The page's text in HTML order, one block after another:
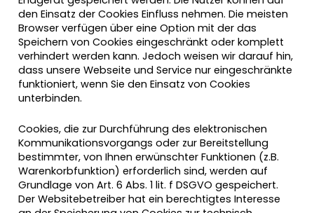
den Einsatz der Cookies Einfluss nehmen. Die meisten
Browser verfügen über eine Option mit der das
Speichern von Cookies eingeschränkt oder komplett
verhindert werden kann. Jedoch weisen wir darauf hin,
dass unsere Webseite und Service nur eingeschränkte
funktioniert, wenn Sie den Einsatz von Cookies
unterbinden.
Cookies, die zur Durchführung des elektronischen
Kommunikationsvorgangs oder zur Bereitstellung
bestimmter, von Ihnen erwünschter Funktionen (z.B.
Warenkorbfunktion) erforderlich sind, werden auf
Grundlage von Art. 6 Abs. 1 lit. f DSGVO gespeichert.
Der Websitebetreiber hat ein berechtigtes Interesse